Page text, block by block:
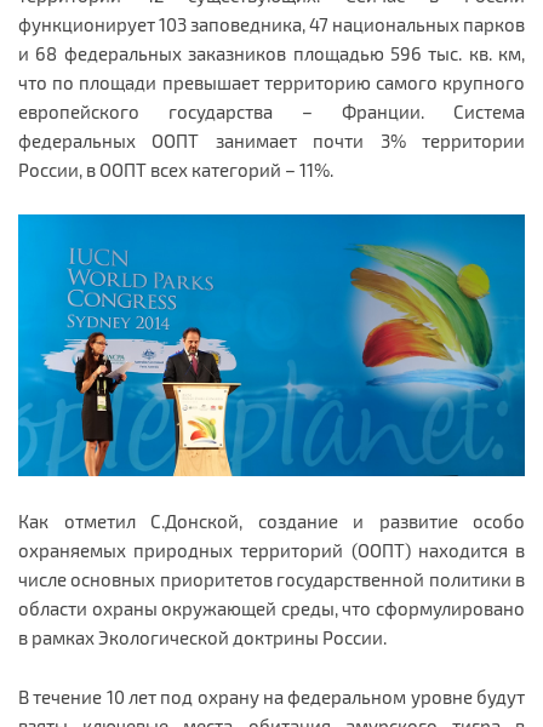
функционирует 103 заповедника, 47 национальных парков
и 68 федеральных заказников площадью 596 тыс. кв. км,
что по площади превышает территорию самого крупного
европейского государства – Франции. Система
федеральных ООПТ занимает почти 3% территории
России, в ООПТ всех категорий – 11%.
Как отметил С.Донской, создание и развитие особо
охраняемых природных территорий (ООПТ) находится в
числе основных приоритетов государственной политики в
области охраны окружающей среды, что сформулировано
в рамках Экологической доктрины России.
В течение 10 лет под охрану на федеральном уровне будут